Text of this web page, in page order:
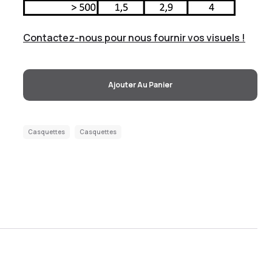
Contactez-nous pour nous fournir vos visuels !
Ajouter Au Panier
Casquettes Casquettes